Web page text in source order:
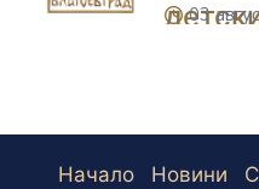
icon
03
Начало Новини